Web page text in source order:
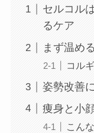
セルコル
るケア
まず温め
コル
姿勢改善
痩身と小
こん